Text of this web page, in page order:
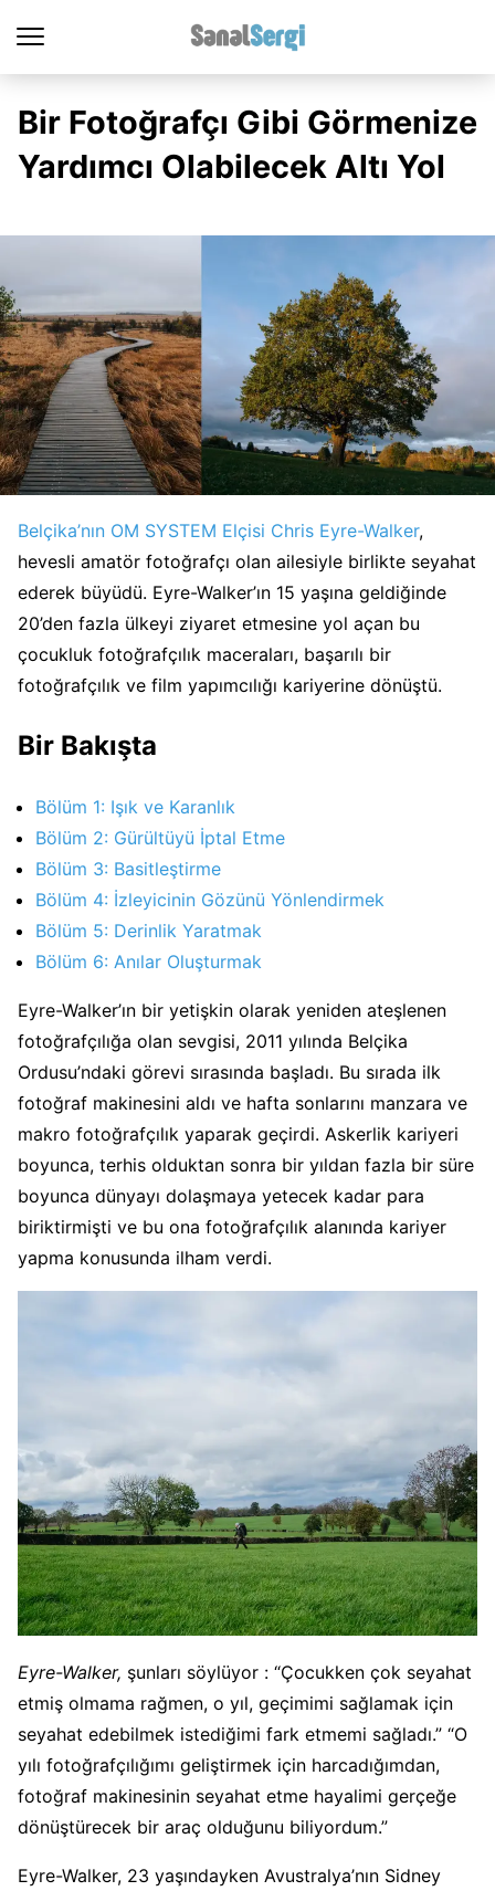
Bir Fotoğrafçı Gibi Görmenize
Yardımcı Olabilecek Altı Yol
Belçika’nın OM SYSTEM Elçisi Chris Eyre-Walker,
hevesli amatör fotoğrafçı olan ailesiyle birlikte seyahat
ederek büyüdü. Eyre-Walker’ın 15 yaşına geldiğinde
20’den fazla ülkeyi ziyaret etmesine yol açan bu
çocukluk fotoğrafçılık maceraları, başarılı bir
fotoğrafçılık ve film yapımcılığı kariyerine dönüştü.
Bir Bakışta
Bölüm 1: Işık ve Karanlık
Bölüm 2: Gürültüyü İptal Etme
Bölüm 3: Basitleştirme
Bölüm 4: İzleyicinin Gözünü Yönlendirmek
Bölüm 5: Derinlik Yaratmak
Bölüm 6: Anılar Oluşturmak
Eyre-Walker’ın bir yetişkin olarak yeniden ateşlenen
fotoğrafçılığa olan sevgisi, 2011 yılında Belçika
Ordusu’ndaki görevi sırasında başladı. Bu sırada ilk
fotoğraf makinesini aldı ve hafta sonlarını manzara ve
makro fotoğrafçılık yaparak geçirdi. Askerlik kariyeri
boyunca, terhis olduktan sonra bir yıldan fazla bir süre
boyunca dünyayı dolaşmaya yetecek kadar para
biriktirmişti ve bu ona fotoğrafçılık alanında kariyer
yapma konusunda ilham verdi.
Eyre-Walker, şunları söylüyor : “Çocukken çok seyahat
etmiş olmama rağmen, o yıl, geçimimi sağlamak için
seyahat edebilmek istediğimi fark etmemi sağladı.” “O
yılı fotoğrafçılığımı geliştirmek için harcadığımdan,
fotoğraf makinesinin seyahat etme hayalimi gerçeğe
dönüştürecek bir araç olduğunu biliyordum.”
Eyre-Walker, 23 yaşındayken Avustralya’nın Sidney